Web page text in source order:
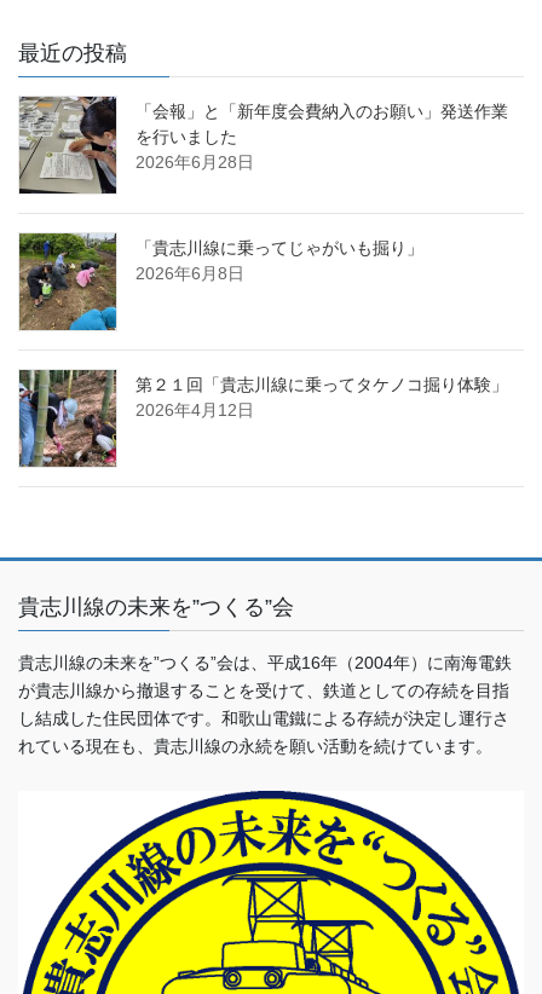
最近の投稿
「会報」と「新年度会費納入のお願い」発送作業
を行いました
2026年6月28日
「貴志川線に乗ってじゃがいも掘り」
2026年6月8日
第２１回「貴志川線に乗ってタケノコ掘り体験」
2026年4月12日
貴志川線の未来を”つくる”会
貴志川線の未来を”つくる”会は、平成16年（2004年）に南海電鉄
が貴志川線から撤退することを受けて、鉄道としての存続を目指
し結成した住民団体です。和歌山電鐵による存続が決定し運行さ
れている現在も、貴志川線の永続を願い活動を続けています。